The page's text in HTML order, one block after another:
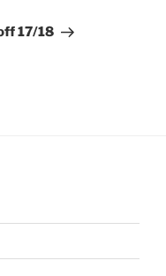
17/18